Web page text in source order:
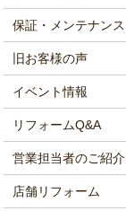
保証・メンテナンス
旧お客様の声
イベント情報
リフォームQ&A
営業担当者のご紹介
店舗リフォーム